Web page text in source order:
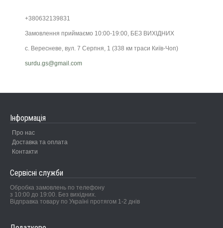
+380632139831
Замовлення приймаємо 10:00-19:00, БЕЗ ВИХІДНИХ
с. Вересневе, вул. 7 Серпня, 1 (338 км траси Київ-Чоп)
surdu.gs@gmail.com
Інформація
Про нас
Доставка та оплата
Контакти
Сервісні служби
Обробка замовлень по телефону
з 10:00 до 19:00. Без вихідних.
Відправка товару по Україні протягом 1-2 днів